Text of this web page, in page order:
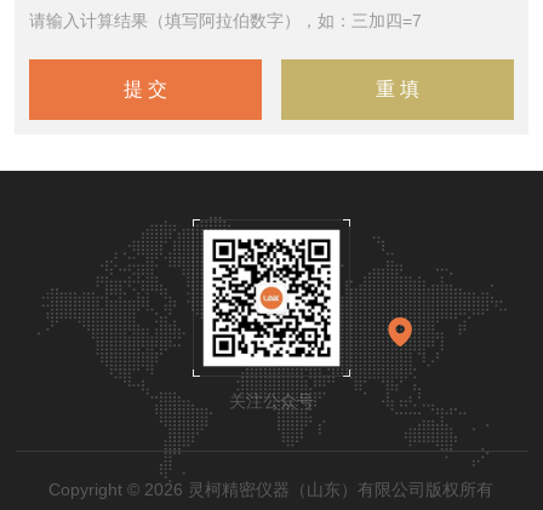
请输入计算结果（填写阿拉伯数字），如：三加四=7
关注公众号
Copyright © 2026 灵柯精密仪器（山东）有限公司版权所有